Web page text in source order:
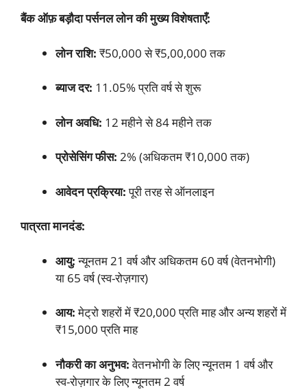
बैंक ऑफ़ बड़ौदा पर्सनल लोन की मुख्य विशेषताएँ:
लोन राशि: ₹50,000 से ₹5,00,000 तक
ब्याज दर: 11.05% प्रति वर्ष से शुरू
लोन अवधि: 12 महीने से 84 महीने तक
प्रोसेसिंग फीस: 2% (अधिकतम ₹10,000 तक)
आवेदन प्रक्रिया:पूरी तरह से ऑनलाइन
पात्रता मानदंड:
आयु:न्यूनतम 21 वर्ष और अधिकतम 60 वर्ष (वेतनभोगी)
या 65 वर्ष (स्व-रोज़गार)
आय:मेट्रो शहरों में ₹20,000 प्रति माह और अन्य शहरों में
₹15,000 प्रति माह
नौकरी का अनुभव:वेतनभोगी के लिए न्यूनतम 1 वर्ष और
स्व-रोज़गार के लिए न्यूनतम 2 वर्ष